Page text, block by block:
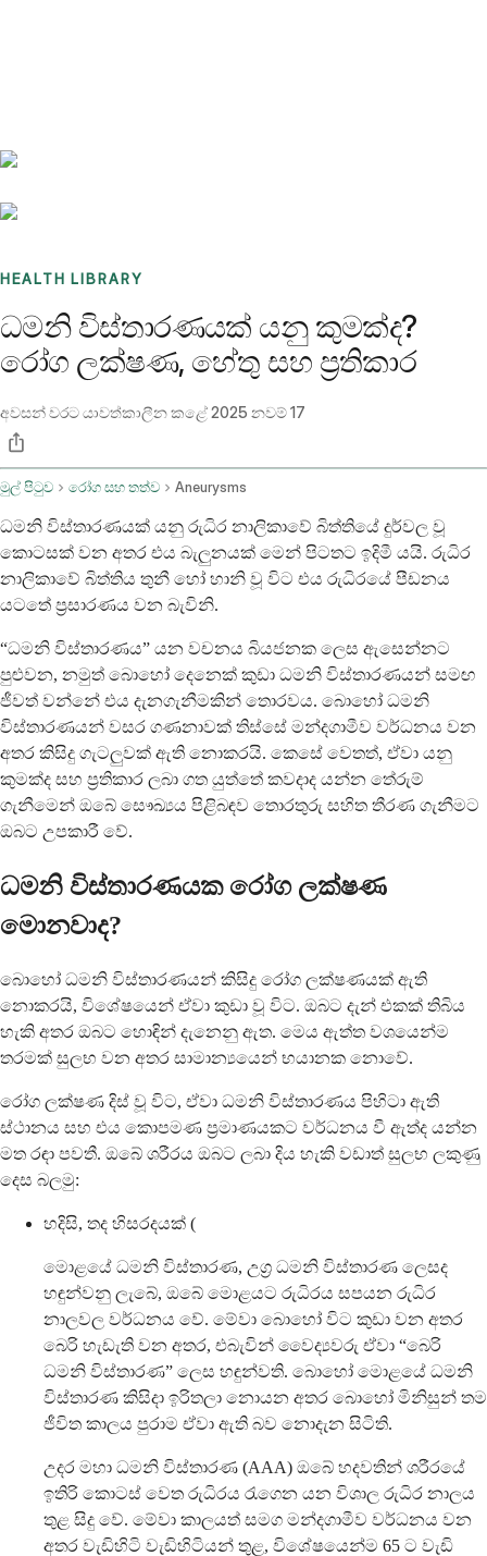
HEALTH LIBRARY
ධමනි විස්තාරණයක් යනු කුමක්ද?
රෝග ලක්ෂණ, හේතු සහ ප්‍රතිකාර
අවසන් වරට යාවත්කාලීන කළේ2025 නවම් 17
මුල් පිටුව රෝග සහ තත්ව Aneurysms
ධමනි විස්තාරණයක් යනු රුධිර නාලිකාවේ බිත්තියේ දුර්වල වූ
කොටසක් වන අතර එය බැලුනයක් මෙන් පිටතට ඉදිමී යයි. රුධිර
නාලිකාවේ බිත්තිය තුනී හෝ හානි වූ විට එය රුධිරයේ පීඩනය
යටතේ ප්‍රසාරණය වන බැවිනි.
“ධමනි විස්තාරණය” යන වචනය බියජනක ලෙස ඇසෙන්නට
පුළුවන, නමුත් බොහෝ දෙනෙක් කුඩා ධමනි විස්තාරණයන් සමඟ
ජීවත් වන්නේ එය දැනගැනීමකින් තොරවය. බොහෝ ධමනි
විස්තාරණයන් වසර ගණනාවක් තිස්සේ මන්දගාමීව වර්ධනය වන
අතර කිසිදු ගැටලුවක් ඇති නොකරයි. කෙසේ වෙතත්, ඒවා යනු
කුමක්ද සහ ප්‍රතිකාර ලබා ගත යුත්තේ කවදාද යන්න තේරුම්
ගැනීමෙන් ඔබේ සෞඛ්‍යය පිළිබඳව තොරතුරු සහිත තීරණ ගැනීමට
ඔබට උපකාරී වේ.
ධමනි විස්තාරණයක රෝග ලක්ෂණ
මොනවාද?
බොහෝ ධමනි විස්තාරණයන් කිසිදු රෝග ලක්ෂණයක් ඇති
නොකරයි, විශේෂයෙන් ඒවා කුඩා වූ විට. ඔබට දැන් එකක් තිබිය
හැකි අතර ඔබට හොඳින් දැනෙනු ඇත. මෙය ඇත්ත වශයෙන්ම
තරමක් සුලභ වන අතර සාමාන්‍යයෙන් භයානක නොවේ.
රෝග ලක්ෂණ දිස් වූ විට, ඒවා ධමනි විස්තාරණය පිහිටා ඇති
ස්ථානය සහ එය කොපමණ ප්‍රමාණයකට වර්ධනය වී ඇත්ද යන්න
මත රඳා පවතී. ඔබේ ශරීරය ඔබට ලබා දිය හැකි වඩාත් සුලභ ලකුණු
දෙස බලමු:
හදිසි, තද හිසරදයක් (
මොළයේ ධමනි විස්තාරණ, උග්‍ර ධමනි විස්තාරණ ලෙසද
හඳුන්වනු ලැබේ, ඔබේ මොළයට රුධිරය සපයන රුධිර
නාලවල වර්ධනය වේ. මේවා බොහෝ විට කුඩා වන අතර
බෙරි හැඩැති වන අතර, එබැවින් වෛද්‍යවරු ඒවා “බෙරි
ධමනි විස්තාරණ” ලෙස හඳුන්වති. බොහෝ මොළයේ ධමනි
විස්තාරණ කිසිදා ඉරිතලා නොයන අතර බොහෝ මිනිසුන් තම
ජීවිත කාලය පුරාම ඒවා ඇති බව නොදැන සිටිති.
උදර මහා ධමනි විස්තාරණ (AAA) ඔබේ හදවතින් ශරීරයේ
ඉතිරි කොටස් වෙත රුධිරය රැගෙන යන විශාල රුධිර නාලය
තුළ සිදු වේ. මේවා කාලයත් සමග මන්දගාමීව වර්ධනය වන
අතර වැඩිහිටි වැඩිහිටියන් තුළ, විශේෂයෙන්ම 65 ට වැඩි